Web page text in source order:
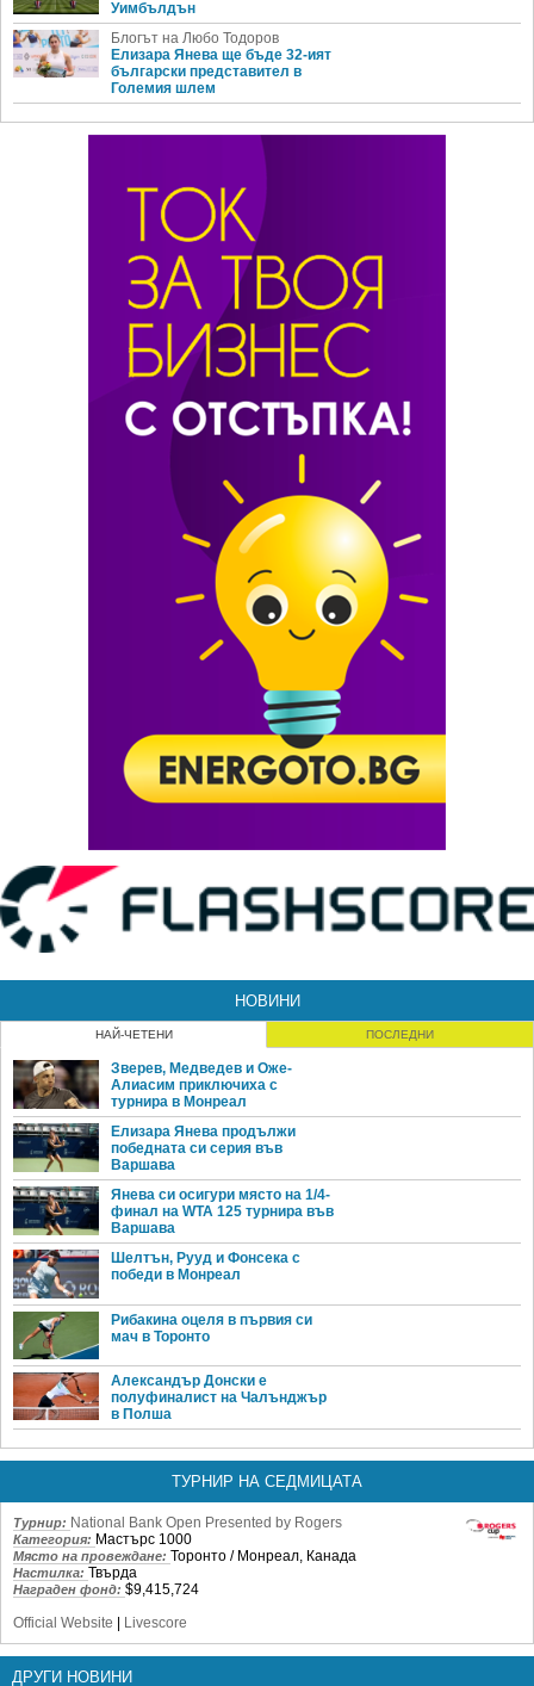
Уимбълдън
Блогът на Любо Тодоров
Елизара Янева ще бъде 32-ият
български представител в
Големия шлем
НОВИНИ
НАЙ-ЧЕТЕНИ ПОСЛЕДНИ
Зверев, Медведев и Оже-
Алиасим приключиха с
турнира в Монреал
Елизара Янева продължи
победната си серия във
Варшава
Янева си осигури място на 1/4-
финал на WTA 125 турнира във
Варшава
Шелтън, Рууд и Фонсека с
победи в Монреал
Рибакина оцеля в първия си
мач в Торонто
Александър Донски е
полуфиналист на Чалънджър
в Полша
ТУРНИР НА СЕДМИЦАТА
Турнир: National Bank Open Presented by Rogers
Категория: Мастърс 1000
Място на провеждане: Торонто / Монреал, Канада
Настилка: Твърда
Награден фонд: $9,415,724
Official Website
Livescore
ДРУГИ НОВИНИ